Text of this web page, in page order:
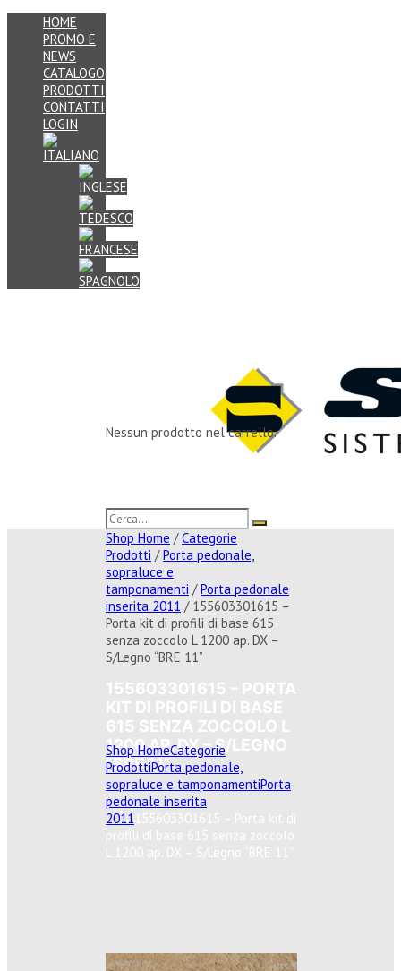
HOME
PROMO E
NEWS
CATALOGO
PRODOTTI
CONTATTI
LOGIN
Nessun prodotto nel carrello.
Shop Home /Categorie
Prodotti /Porta pedonale,
sopraluce e
tamponamenti /Porta pedonale
inserita 2011 / 155603301615 –
Porta kit di profili di base 615
senza zoccolo L 1200 ap. DX –
S/Legno “BRE 11”
1200 AP. DX – S/LEGNO
“BRE 11”
Shop HomeCategorie
ProdottiPorta pedonale,
sopraluce e tamponamentiPorta
pedonale inserita
2011